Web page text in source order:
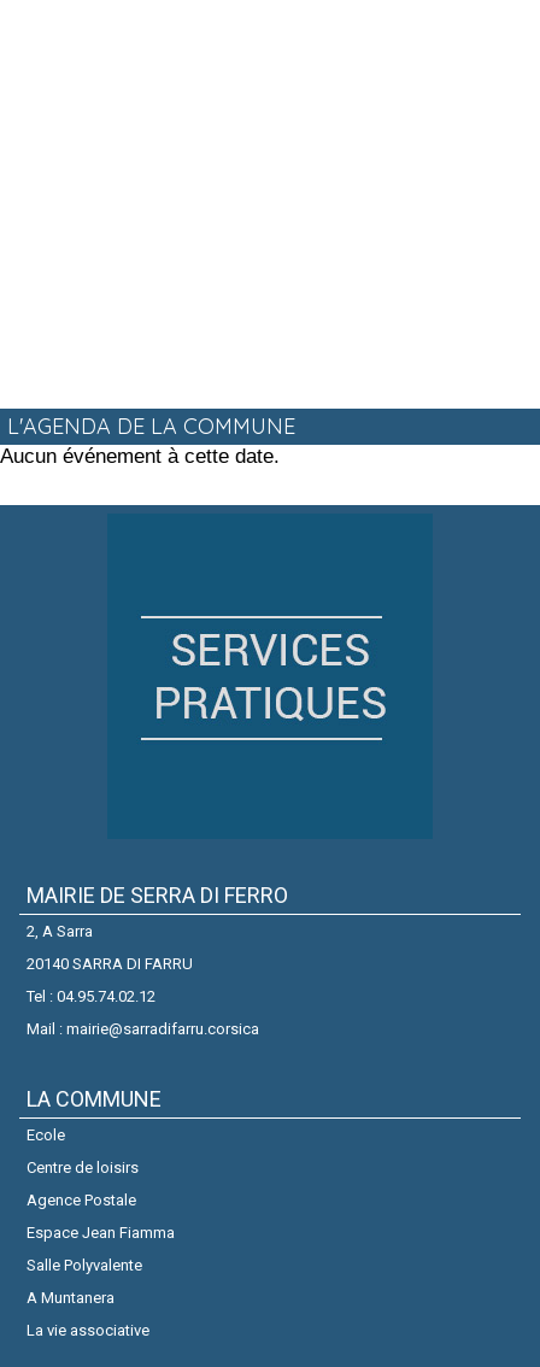
L'AGENDA DE LA COMMUNE
Aucun événement à cette date.
MAIRIE DE SERRA DI FERRO
2, A Sarra
20140 SARRA DI FARRU
Tel : 04.95.74.02.12
Mail : mairie@sarradifarru.corsica
LA COMMUNE
Ecole
Centre de loisirs
Agence Postale
Espace Jean Fiamma
Salle Polyvalente
A Muntanera
La vie associative